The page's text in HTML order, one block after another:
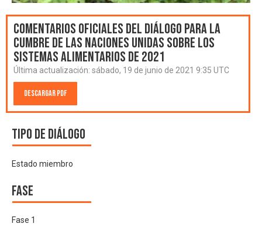
Comentarios oficiales del Diálogo para la
Cumbre de las Naciones Unidas sobre los
Sistemas Alimentarios de 2021
Última actualización: sábado, 19 de junio de 2021 9:35 UTC
Descargar PDF
Tipo de diálogo
Estado miembro
Fase
Fase 1